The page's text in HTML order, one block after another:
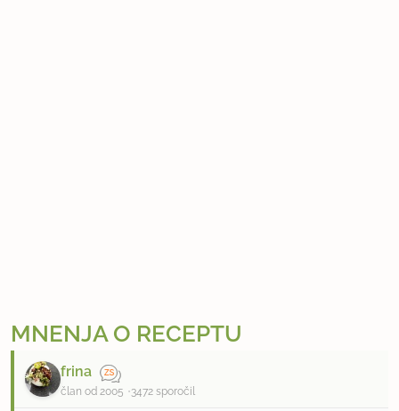
MNENJA O RECEPTU
frina
član od 2005 3472 sporočil